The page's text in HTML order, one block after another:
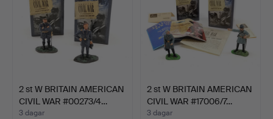
2 st W BRITAIN AMERICAN
CIVIL WAR #00273/4…
3 dagar
2 st W BRITAIN AMERICAN
CIVIL WAR #17006/7…
3 dagar